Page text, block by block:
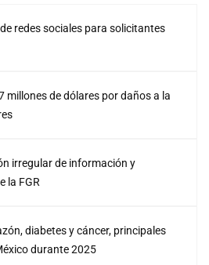
redes sociales para solicitantes
millones de dólares por daños a la
irregular de información y
la FGR
diabetes y cáncer, principales
durante 2025